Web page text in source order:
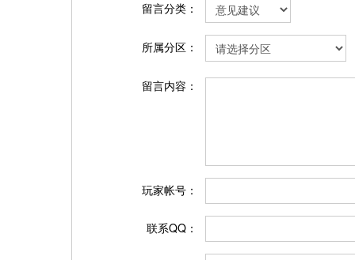
留言分类：
所属分区：
留言内容：
玩家帐号：
联系QQ：